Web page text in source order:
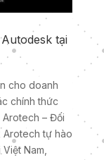
tại
cho doanh
chính thức
Arotech – Đối
Arotech tự hào
Nam,